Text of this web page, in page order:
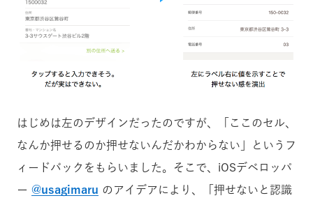
はじめは左のデザインだったのですが、「ここのセル、
なんか押せるのか押せないんだかわからない」というフ
ィードバックをもらいました。そこで、iOSデベロッパ
ー @usagimaru のアイデアにより、「押せないと認識